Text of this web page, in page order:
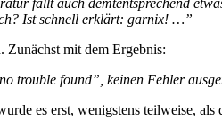
fällt auch demtentsprechend
Ist schnell erklärt: garnix! …”
Zunächst mit dem Ergebnis:
trouble found”, keinen Fehler
es erst, wenigstens teilweise,